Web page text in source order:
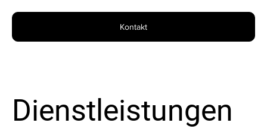
Kontakt
Dienstleistungen